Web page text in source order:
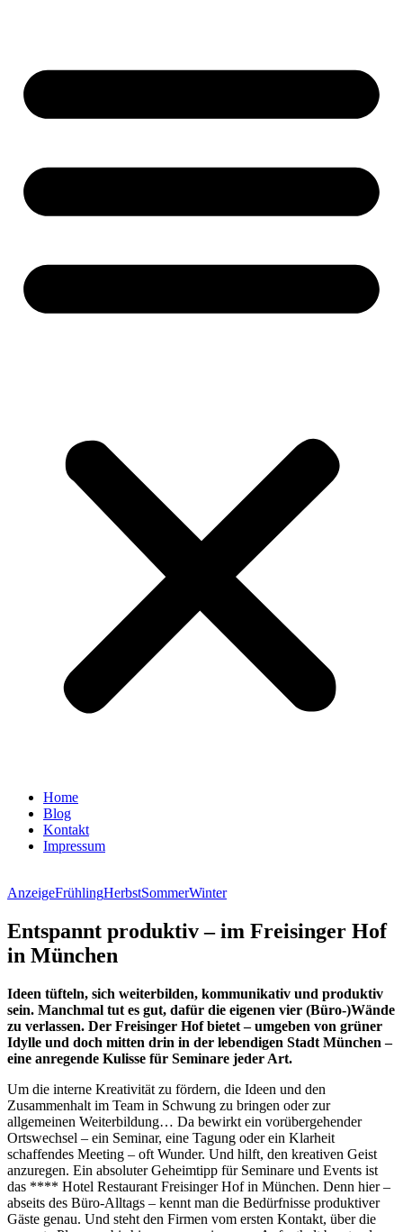
Home
Blog
Kontakt
Impressum
AnzeigeFrühlingHerbstSommerWinter
Entspannt produktiv – im Freisinger Hof
in München
Ideen tüfteln, sich weiterbilden, kommunikativ und produktiv
sein. Manchmal tut es gut, dafür die eigenen vier (Büro-)Wände
zu verlassen. Der Freisinger Hof bietet – umgeben von grüner
Idylle und doch mitten drin in der lebendigen Stadt München –
eine anregende Kulisse für Seminare jeder Art.
Um die interne Kreativität zu fördern, die Ideen und den
Zusammenhalt im Team in Schwung zu bringen oder zur
allgemeinen Weiterbildung… Da bewirkt ein vorübergehender
Ortswechsel – ein Seminar, eine Tagung oder ein Klarheit
schaffendes Meeting – oft Wunder. Und hilft, den kreativen Geist
anzuregen. Ein absoluter Geheimtipp für Seminare und Events ist
das **** Hotel Restaurant Freisinger Hof in München. Denn hier –
abseits des Büro-Alltags – kennt man die Bedürfnisse produktiver
Gäste genau. Und steht den Firmen vom ersten Kontakt, über die